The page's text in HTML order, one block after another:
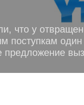
что у
поступкам
предложение